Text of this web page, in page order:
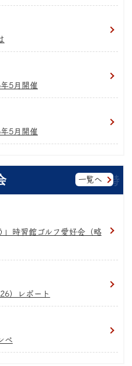
5月開催
5月開催
一覧へ
」時習館ゴルフ愛好会（略
）レポート
ペ